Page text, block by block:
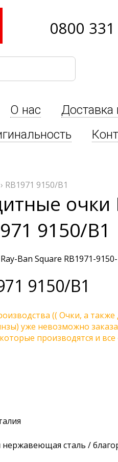
0800
О нас
Доставка
› RB1971 9150/B1
очки
9150/B1
9150/B1
(( Очки, а
уже невозможно
производятся и
нержавеющая сталь /